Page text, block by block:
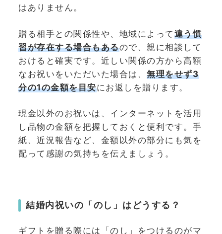
はありません。
贈る相手との関係性や、地域によって 違う慣
習が存在する場合もあるので、親に相談して
おけると確実です。近しい関係の方から高額
なお祝いをいただいた場合は、 無理をせず3
分の1の金額を目安にお返しを贈ります。
現金以外のお祝いは、インターネットを活用
し品物の金額を把握しておくと便利です。手
紙、近況報告など、金額以外の部分にも気を
配って感謝の気持ちを伝えましょう。
結婚内祝いの「のし」はどうする？
ギフトを贈る際には「のし」をつけるのがマ